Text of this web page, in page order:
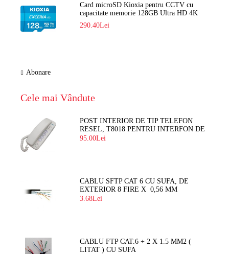
Card microSD Kioxia pentru CCTV cu
capacitate memorie 128GB Ultra HD 4K
LMEX2L128GG2
290.40Lei
Abonare
Cele mai Vândute
POST INTERIOR DE TIP TELEFON
RESEL, T8018 PENTRU INTERFON DE
BLOC
95.00Lei
CABLU SFTP CAT 6 CU SUFA, DE
EXTERIOR 8 FIRE X 0,56 MM
3.68Lei
CABLU FTP CAT.6 + 2 X 1.5 MM2 (
LITAT ) CU SUFA